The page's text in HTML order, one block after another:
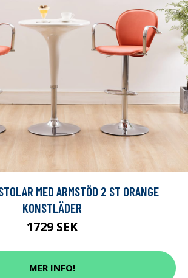
MED ARMSTÖD 2 ST ORANGE
KONSTLÄDER
1729 SEK
MER INFO!